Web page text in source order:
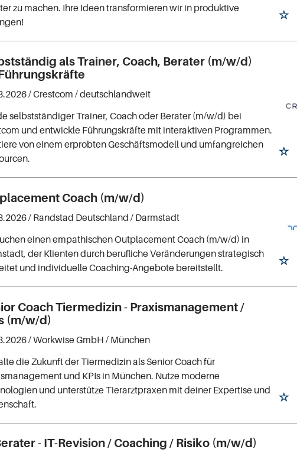
zu machen. Ihre Ideen transformieren wir in produktive
als Trainer, Coach, Berater (m/w/d)
/Crestcom / deutschlandweit
selbstständiger Trainer, Coach oder Berater (m/w/d) bei
und entwickle Führungskräfte mit interaktiven Programmen.
von einem erprobten Geschäftsmodell und umfangreichen
Coach (m/w/d)
/ Randstad Deutschland / Darmstadt
einen empathischen Outplacement Coach (m/w/d) in
der Klienten durch berufliche Veränderungen strategisch
und individuelle Coaching-Angebote bereitstellt.
Coach Tiermedizin - Praxismanagement /
(m/w/d)
/Workwise GmbH / München
die Zukunft der Tiermedizin als Senior Coach für
und KPIs in München. Nutze moderne
und unterstütze Tierarztpraxen mit deiner Expertise und
- IT-Revision / Coaching / Risiko (m/w/d)